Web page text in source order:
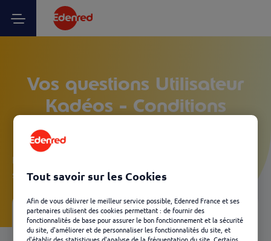
Vos questions Utilisateur
Kadéos - Conditions
Laissez-vous guider et découvrez, en quelques clics, les
solutions Edenred les plus adaptées à votre besoin.
04 Votre FAQ
Retour
Tout savoir sur les Cookies
Afin de vous délivrer le meilleur service possible, Edenred France et ses
partenaires utilisent des cookies permettant : de fournir des
fonctionnalités de base pour assurer le bon fonctionnement et la sécurité
du site, d'améliorer et de personnaliser les fonctionnalités du site, et